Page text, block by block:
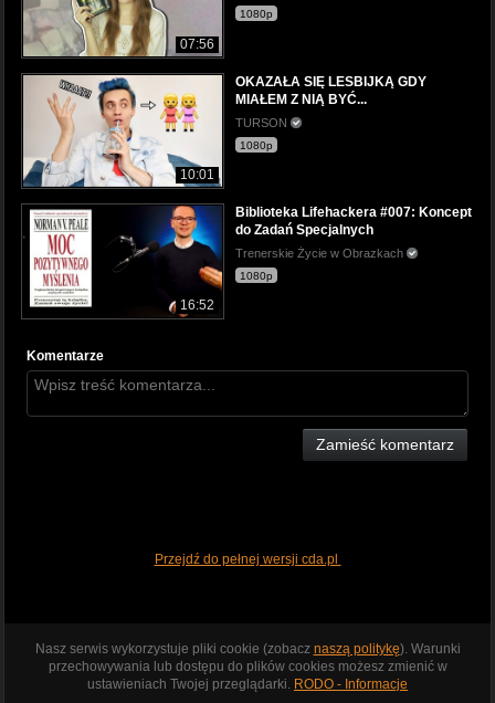
07:56
1080p
10:01
OKAZAŁA SIĘ LESBIJKĄ GDY
MIAŁEM Z NIĄ BYĆ...
TURSON
1080p
16:52
Biblioteka Lifehackera #007: Koncept
do Zadań Specjalnych
Trenerskie Życie w Obrazkach
1080p
Komentarze
Zamieść komentarz
Przejdź do pełnej wersji cda.pl
Nasz serwis wykorzystuje pliki cookie (zobacz naszą politykę). Warunki
przechowywania lub dostępu do plików cookies możesz zmienić w
ustawieniach Twojej przeglądarki. RODO - Informacje